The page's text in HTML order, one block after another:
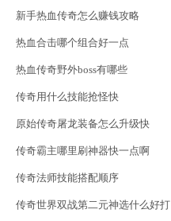
新手热血传奇怎么赚钱攻略
热血合击哪个组合好一点
热血传奇野外boss有哪些
传奇用什么技能抢怪快
原始传奇屠龙装备怎么升级快
传奇霸主哪里刷神器快一点啊
传奇法师技能搭配顺序
传奇世界双战第二元神选什么好打